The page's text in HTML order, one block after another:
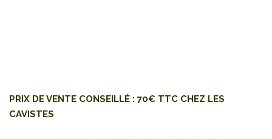
PRIX DE VENTE CONSEILLÉ : 70€ TTC CHEZ LES
CAVISTES